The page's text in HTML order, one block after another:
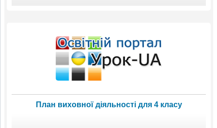
План виховної діяльності для 4 класу